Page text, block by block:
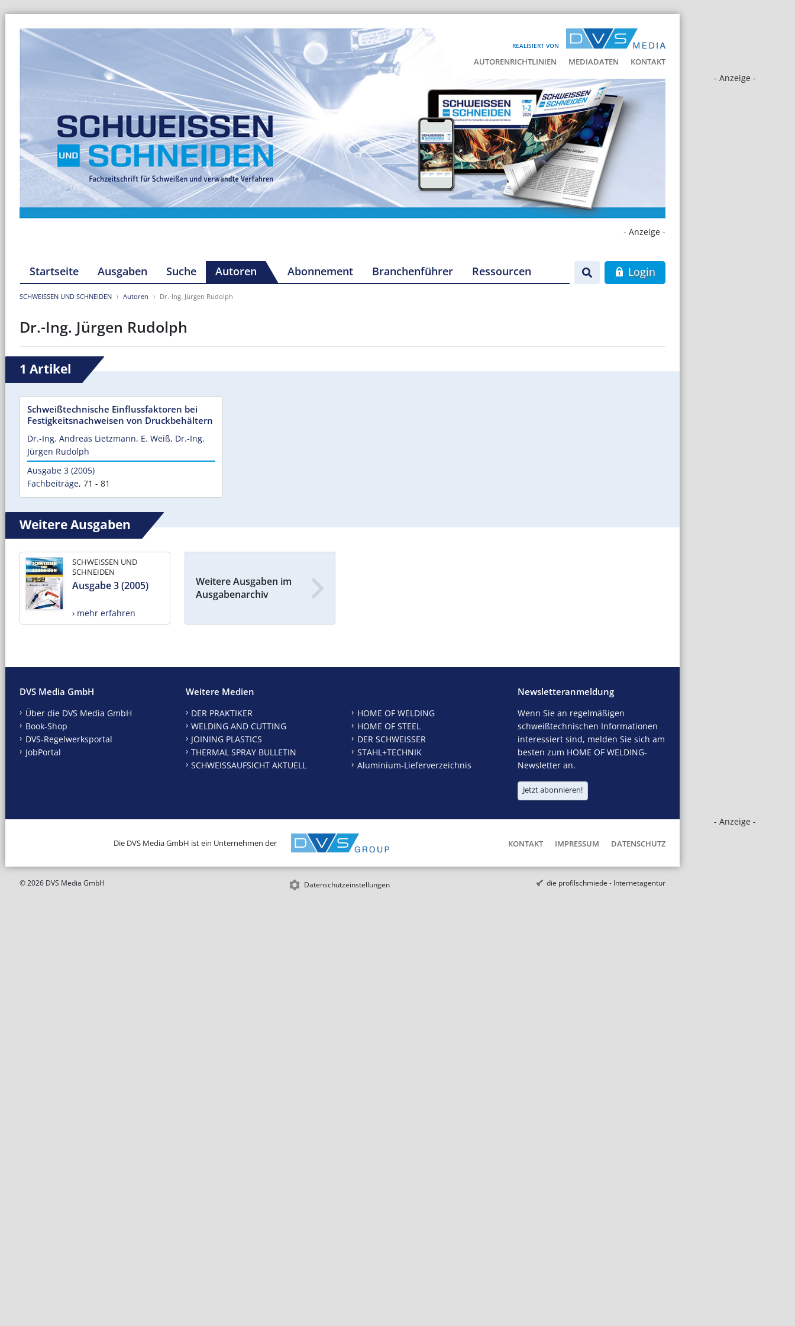
REALISIERT VON
AUTORENRICHTLINIEN MEDIADATEN KONTAKT
- Anzeige -
- Anzeige -
- Anzeige -
Startseite Ausgaben Suche Autoren Abonnement Branchenführer Ressourcen Login
SCHWEISSEN UND SCHNEIDEN Autoren Dr.-Ing. Jürgen Rudolph
Dr.-Ing. Jürgen Rudolph
1 Artikel
Schweißtechnische Einflussfaktoren bei
Festigkeitsnachweisen von Druckbehältern
Dr.-Ing. Andreas Lietzmann, E. Weiß, Dr.-Ing.
Jürgen Rudolph
Ausgabe 3 (2005)
Fachbeiträge, 71 - 81
Weitere Ausgaben
SCHWEISSEN UND
SCHNEIDEN
Ausgabe 3 (2005)
› mehr erfahren
Weitere Ausgaben im
Ausgabenarchiv
DVS Media GmbH
Über die DVS Media GmbH
Book-Shop
DVS-Regelwerksportal
JobPortal
Weitere Medien
DER PRAKTIKER
WELDING AND CUTTING
JOINING PLASTICS
THERMAL SPRAY BULLETIN
SCHWEISSAUFSICHT AKTUELL
HOME OF WELDING
HOME OF STEEL
DER SCHWEISSER
STAHL+TECHNIK
Aluminium-Lieferverzeichnis
Newsletteranmeldung
Wenn Sie an regelmäßigen
schweißtechnischen Informationen
interessiert sind, melden Sie sich am
besten zum HOME OF WELDING-
Newsletter an.
Jetzt abonnieren!
Die DVS Media GmbH ist ein Unternehmen der KONTAKT IMPRESSUM DATENSCHUTZ
© 2026 DVS Media GmbH Datenschutzeinstellungen die profilschmiede - Internetagentur